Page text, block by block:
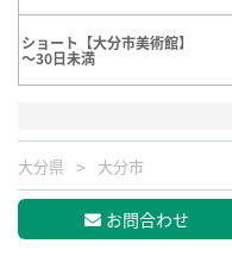
ショート【大分市美術館】
～30日未満
大分県 大分市
お問合わせ